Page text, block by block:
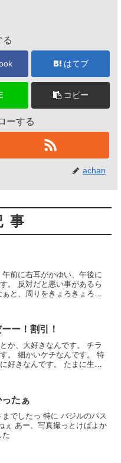
る
はてブ
コピー
ーする
achan
事
前に右耳がかゆい、午後に
。 反対だと悪い事があるら
と、周りをきょろきょろし
ー！割引！
か、大好きなんです。 チラ
。 細かいケチなんです。 特
好きなんです。 たまに生ビ
たぁ
でしたっ 特に バジルのパス
ぇ あー、写真撮っとけばよか
た